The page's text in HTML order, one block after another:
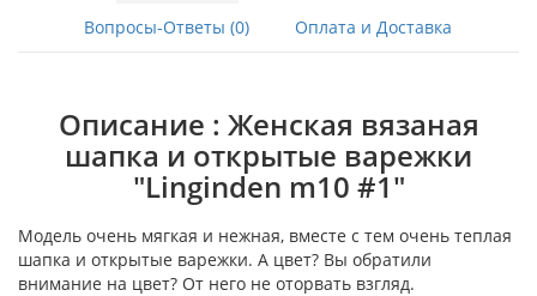
Вопросы-Ответы (0) Оплата и Доставка
Описание : Женская вязаная
шапка и открытые варежки
"Linginden m10 #1"
Модель очень мягкая и нежная, вместе с тем очень теплая
шапка и открытые варежки. А цвет? Вы обратили
внимание на цвет? От него не оторвать взгляд.